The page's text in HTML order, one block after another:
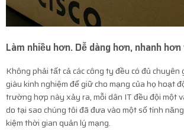
Làm nhiều hơn. Dễ dàng hơn, nhanh
Không phải tất cả các công ty đều có đủ chuyên
giàu kinh nghiệm để giữ cho mạng của họ hoạt
trường hợp này xảy ra, mỗi dân IT đều đội một
do tại sao chúng tôi đã đưa vào một số tính
kiệm thời gian quản lý mạng.